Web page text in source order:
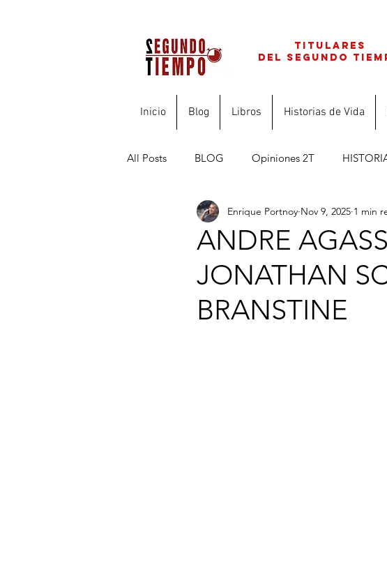
titulares
del segundo
Inicio Blog Libros Historias de Vida
All Posts BLOG Opiniones 2T
FINANZAS PARA PROFESIONALES
ANDRE
JONATHAN
BRANSTINE
Enrique Portnoy Nov 9, 2025 1 min